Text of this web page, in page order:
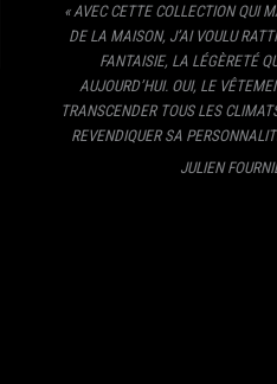
« AVEC CETTE COLLECTION QUI
DE LA MAISON, J’AI VOULU
FANTAISIE, LA LÉGÈRETÉ
AUJOURD’HUI. OUI, LE
TRANSCENDER TOUS LES
REVENDIQUER SA
JULIEN